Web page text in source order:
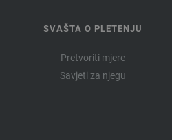
SVAŠTA O PLETENJU
Pretvoriti mjere
Savjeti za njegu